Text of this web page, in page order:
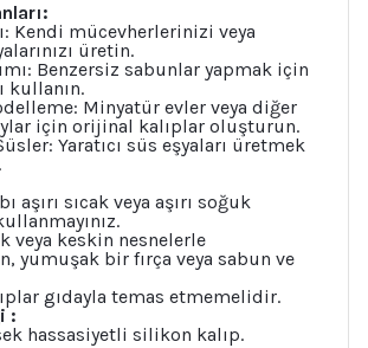
Kendi mücevherlerinizi veya
üretin.
Benzersiz sabunlar yapmak için
kullanın.
Minyatür evler veya diğer
için orijinal kalıplar oluşturun.
Yaratıcı süs eşyaları üretmek
aşırı sıcak veya aşırı soğuk
veya keskin nesnelerle
yumuşak bir fırça veya sabun ve
gıdayla temas etmemelidir.
:
hassasiyetli silikon kalıp.